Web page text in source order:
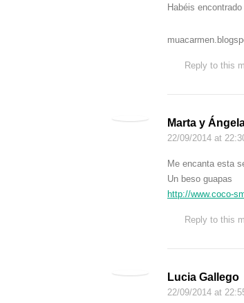
Habéis
Reply to this
Marta y
22/09/2014 at
Me encanta esta
Un beso guapas
http://www.coco-
Reply to this
Lucia Gallego
22/09/2014 at